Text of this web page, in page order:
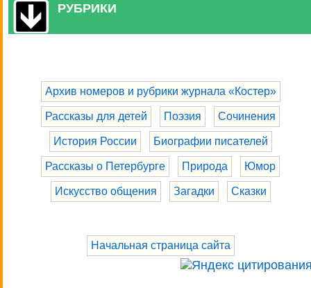
РУБРИКИ
Архив номеров и рубрики журнала «Костер»
Рассказы для детей Поэзия Сочинения
История России Биографии писателей
Рассказы о Петербурге Природа Юмор
Искусство общения Загадки Сказки
Начальная страница сайта